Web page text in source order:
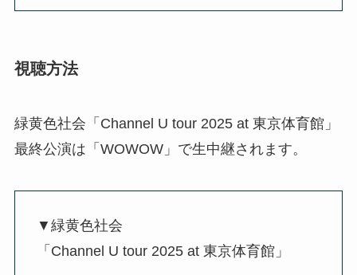
視聴方法
緑黄色社会「Channel U tour 2025 at 東京体育館」
最終公演は「WOWOW」で生中継されます。
▼緑黄色社会
「Channel U tour 2025 at 東京体育館」